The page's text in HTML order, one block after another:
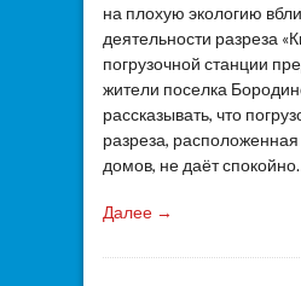
на плохую экологию
деятельности разреза
погрузочной станции
жители поселка
рассказывать, что
разреза,
домов, не даёт
Далее →